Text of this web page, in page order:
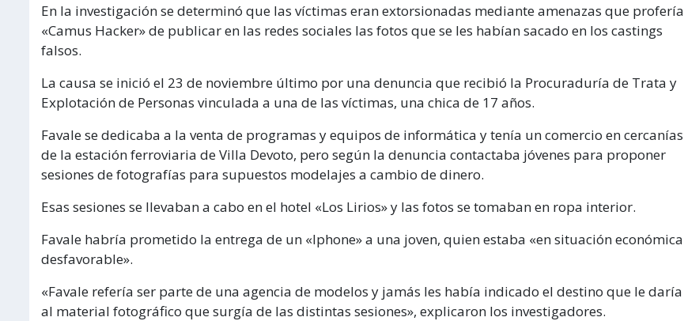
En la investigación se determinó que las víctimas eran extorsionadas mediante amenazas que profería
«Camus Hacker» de publicar en las redes sociales las fotos que se les habían sacado en los castings
falsos.
La causa se inició el 23 de noviembre último por una denuncia que recibió la Procuraduría de Trata y
Explotación de Personas vinculada a una de las víctimas, una chica de 17 años.
Favale se dedicaba a la venta de programas y equipos de informática y tenía un comercio en cercanías
de la estación ferroviaria de Villa Devoto, pero según la denuncia contactaba jóvenes para proponer
sesiones de fotografías para supuestos modelajes a cambio de dinero.
Esas sesiones se llevaban a cabo en el hotel «Los Lirios» y las fotos se tomaban en ropa interior.
Favale habría prometido la entrega de un «Iphone» a una joven, quien estaba «en situación económica
desfavorable».
«Favale refería ser parte de una agencia de modelos y jamás les había indicado el destino que le daría
al material fotográfico que surgía de las distintas sesiones», explicaron los investigadores.